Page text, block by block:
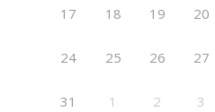
17 18 19 20
24 25 26 27
31 1 2 3